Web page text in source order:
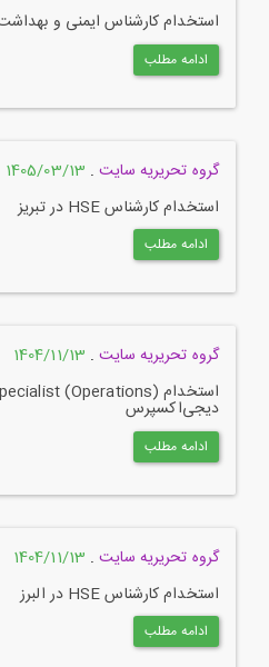
استخدام کارشناس ایمنی و بهداشت (HSE) در ایلام
ادامه مطلب
گروه تحریریه سایت.
1405/03/13
استخدام کارشناس HSE در تبریز
ادامه مطلب
گروه تحریریه سایت.
1404/11/13
دیجی‌اکسپرس
ادامه مطلب
گروه تحریریه سایت.
1404/11/13
استخدام کارشناس HSE در البرز
ادامه مطلب